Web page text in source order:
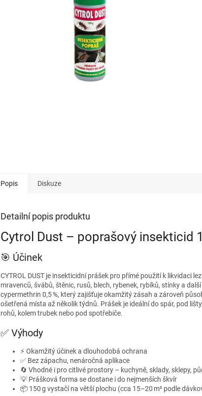
Popis Diskuze
Detailní popis produktu
Cytrol Dust – poprašový insekticid
🎯 Účinek
CYTROL DUST je insekticidní prášek pro přímé použití k likvidaci
mravenců, švábů, štěnic, rusů, blech, rybenek, rybíků, stínky a
cypermethrin 0,5 %, který zajišťuje okamžitý zásah a zároveň
ošetřená místa až několik týdnů. Prášek je ideální do spár, pod
rohů, kolem trubek nebo pod spotřebiče.
✅ Výhody
⚡ Okamžitý účinek a dlouhodobá ochrana
✅ Bez zápachu, nenáročná aplikace
🔄 Vhodné i pro citlivé prostory – kuchyně, sklady, sklepy,
💡 Prášková forma se dostane i do nejmenších škvír
📦 150 g vystačí na větší plochu (cca 15–20 m² podle